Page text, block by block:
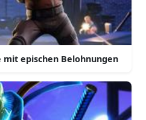
mit epischen Belohnungen